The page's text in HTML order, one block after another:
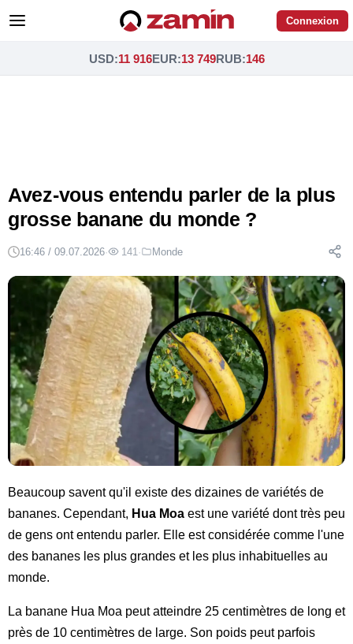
Connexion
USD:11 916EUR:13 749RUB:146
Avez-vous entendu parler de la plus
grosse banane du monde ?
16:46 / 09.07.2026· 141 · Monde
Beaucoup savent qu'il existe des dizaines de variétés de
bananes. Cependant, Hua Moa est une variété dont très peu
de gens ont entendu parler. Elle est considérée comme l'une
des bananes les plus grandes et les plus inhabituelles au
monde.
La banane Hua Moa peut atteindre 25 centimètres de long et
près de 10 centimètres de large. Son poids peut parfois